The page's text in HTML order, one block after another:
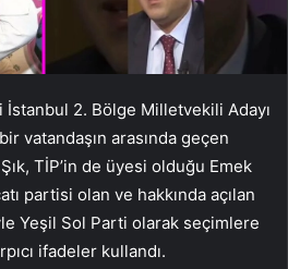
2. Bölge Milletvekili Adayı
vatandaşın arasında geçen
TİP’in de üyesi olduğu Emek
partisi olan ve hakkında açılan
Yeşil Sol Parti olarak seçimlere
ifadeler kullandı.